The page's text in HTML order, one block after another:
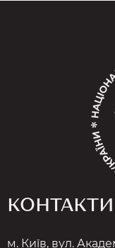
КОНТАКТИ
м. Київ, вул.